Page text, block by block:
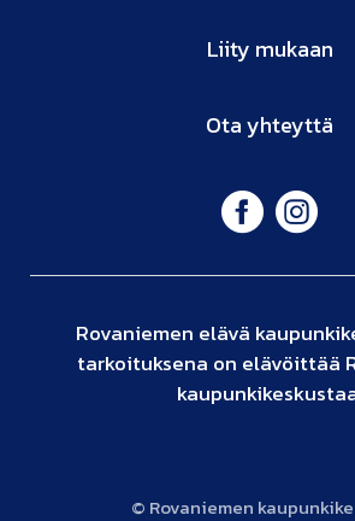
Liity mukaan
Ota yhteyttä
Rovaniemen elävä
tarkoituksena on elävöittää
© Rovaniemen